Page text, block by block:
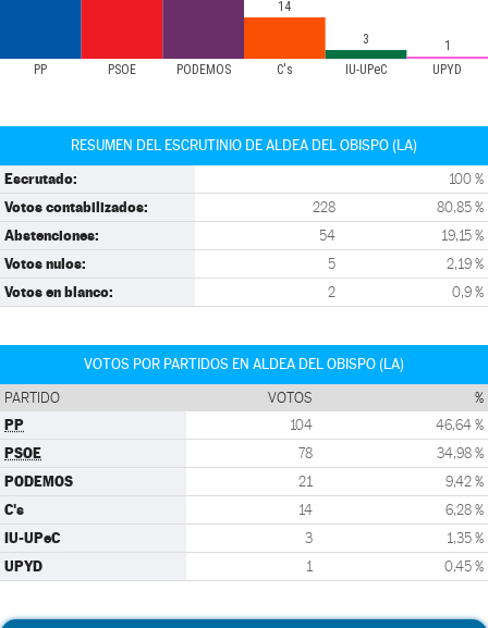
PP PSOE PODEMOS C's IU-UPeC UPYD
14
3 1
RESUMEN DEL ESCRUTINIO DE ALDEA DEL OBISPO (LA)
Escrutado: 100 %
Votos contabilizados: 228 80,85 %
Abstenciones: 54 19,15 %
Votos nulos: 5 2,19 %
Votos en blanco: 2 0,9 %
VOTOS POR PARTIDOS EN ALDEA DEL OBISPO (LA)
PARTIDO VOTOS %
PP 104 46,64 %
PSOE 78 34,98 %
PODEMOS 21 9,42 %
C's 14 6,28 %
IU-UPeC 3 1,35 %
UPYD 1 0,45 %